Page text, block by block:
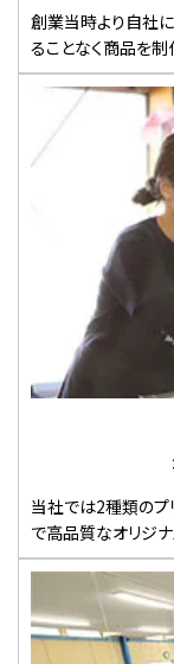
創業当時より自社
ることなく商品を制
当社では2種類のプ
で高品質なオリジナ